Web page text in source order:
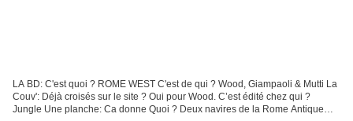
LA BD: C'est quoi ? ROME WEST C'est de qui ? Wood, Giampaoli & Mutti La
Couv': Déjà croisés sur le site ? Oui pour Wood. C’est édité chez qui ?
Jungle Une planche: Ca donne Quoi ? Deux navires de la Rome Antique